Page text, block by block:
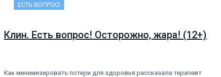
ЕСТЬ ВОПРОС!
Клин. Есть вопрос! Осторожно, жара! (12+)
Как минимизировать потери для здоровья рассказала терапевт